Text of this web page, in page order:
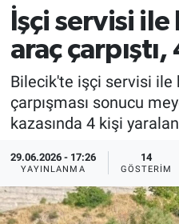
İşçi servisi
araç çarpıştı,
Bilecik'te işçi servisi ile
çarpışması sonucu
kazasında 4 kişi
29.06.2026 - 17:26
YAYINLANMA
14
GÖSTERIM
HALK54 PANORAMA